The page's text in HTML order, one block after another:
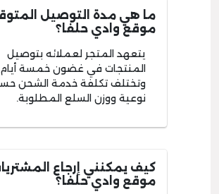
ما هي مدة التوصيل
موقع وادي حلفا؟
يتعهد المتجر لعملائه بتوصيل
المنتجات في غضون خمسة
وتختلف تكلفة خدمة الشحن
نوعية ووزن السلع المطلوبة.
كيف يمكنني إرجاع
موقع وادي حلفا؟